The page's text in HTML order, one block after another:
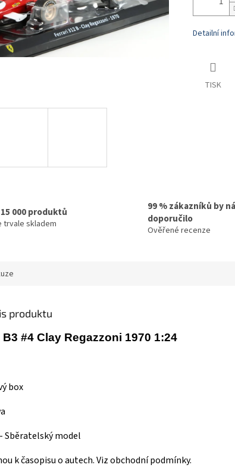
Detailní
TISK
000 produktů
trvale skladem
99 % zákazníků by
doporučilo
Ověřené recenze
produktu
B3 #4 Clay Regazzoni 1970 1:24
box
Sběratelský model
k časopisu o autech. Viz obchodní podmínky.